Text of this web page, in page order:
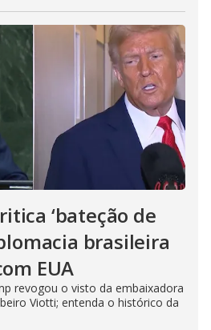
‘bateção de
brasileira
EUA
revogou o visto da embaixadora
Viotti; entenda o histórico da